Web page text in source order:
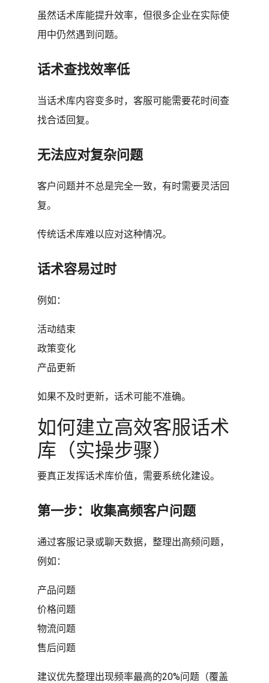
虽然话术库能提升效率，但很多企业在实际使
用中仍然遇到问题。
话术查找效率低
当话术库内容变多时，客服可能需要花时间查
找合适回复。
无法应对复杂问题
客户问题并不总是完全一致，有时需要灵活回
复。
传统话术库难以应对这种情况。
话术容易过时
例如：
活动结束
政策变化
产品更新
如果不及时更新，话术可能不准确。
如何建立高效客服话术
库（实操步骤）
要真正发挥话术库价值，需要系统化建设。
第一步：收集高频客户问题
通过客服记录或聊天数据，整理出高频问题，
例如：
产品问题
价格问题
物流问题
售后问题
建议优先整理出现频率最高的20%问题（覆盖